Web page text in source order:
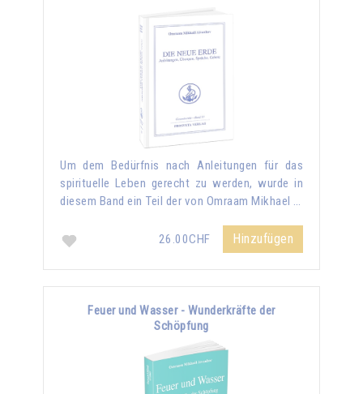
Um dem Bedürfnis nach Anleitungen für das
spirituelle Leben gerecht zu werden, wurde in
diesem Band ein Teil der von Omraam Mikhael …
26.00CHF Hinzufügen
Feuer und Wasser - Wunderkräfte der
Schöpfung